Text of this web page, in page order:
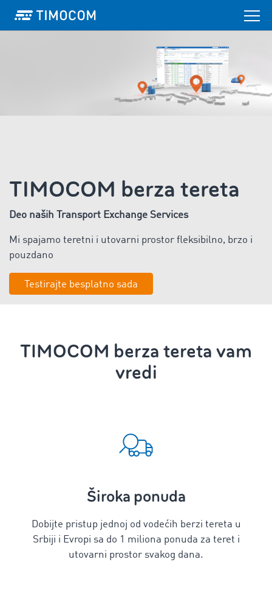
TIMOCOM berza tereta
Deo naših Transport Exchange Services
Mi spajamo teretni i utovarni prostor fleksibilno, brzo i
pouzdano
Testirajte besplatno sada
TIMOCOM berza tereta vam
vredi
Široka ponuda
Dobijte pristup jednoj od vodećih berzi tereta u
Srbiji i Evropi sa do 1 miliona ponuda za teret i
utovarni prostor svakog dana.